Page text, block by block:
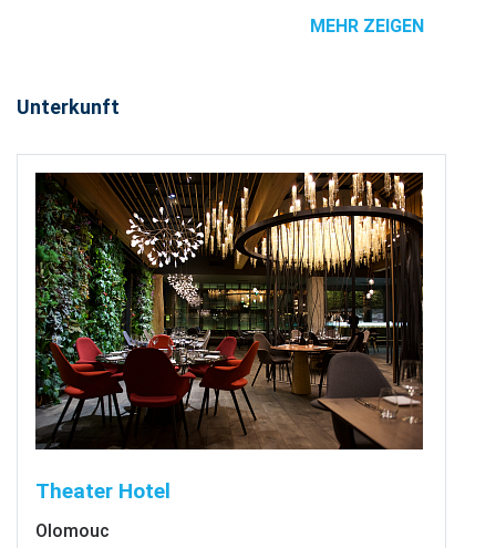
MEHR ZEIGEN
Unterkunft
Theater Hotel
Olomouc